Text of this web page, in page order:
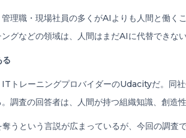
理職・現場社員の多くがAIよりも人間と働
グなどの領域は、人間はまだAIに代替できな
ITトレーニングプロバイダーのUdacityだ。
調査の回答者は、人間が持つ組織知識、創造
奪うという言説が広まっているが、今回の調